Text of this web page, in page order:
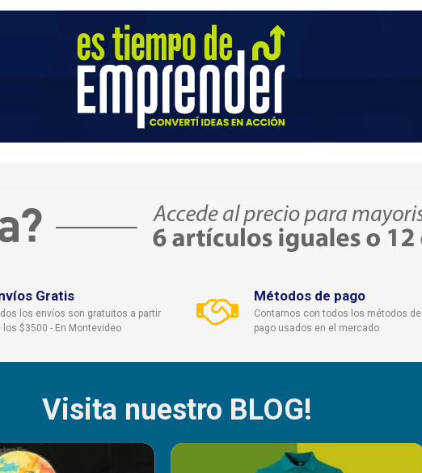
Gratis
los envíos son gratuitos a partir
los $3500 - En Montevideo
Métodos de pago
Contamos con todos los métodos de
pago usados en el mercado
Visita nuestro BLOG!